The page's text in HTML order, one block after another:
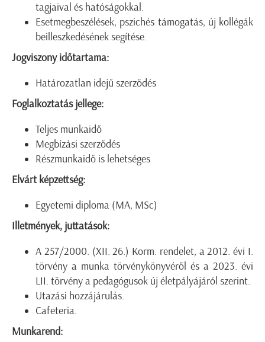
tagjaival és hatóságokkal.
Esetmegbeszélések, pszichés támogatás, új kollégák
beilleszkedésének segítése.
Jogviszony időtartama:
Határozatlan idejű szerződés
Foglalkoztatás jellege:
Teljes munkaidő
Megbízási szerződés
Részmunkaidő is lehetséges
Elvárt képzettség:
Egyetemi diploma (MA, MSc)
Illetmények, juttatások:
A 257/2000. (XII. 26.) Korm. rendelet, a 2012. évi I.
törvény a munka törvénykönyvéről és a 2023. évi
LII. törvény a pedagógusok új életpályájáról szerint.
Utazási hozzájárulás.
Cafeteria.
Munkarend: